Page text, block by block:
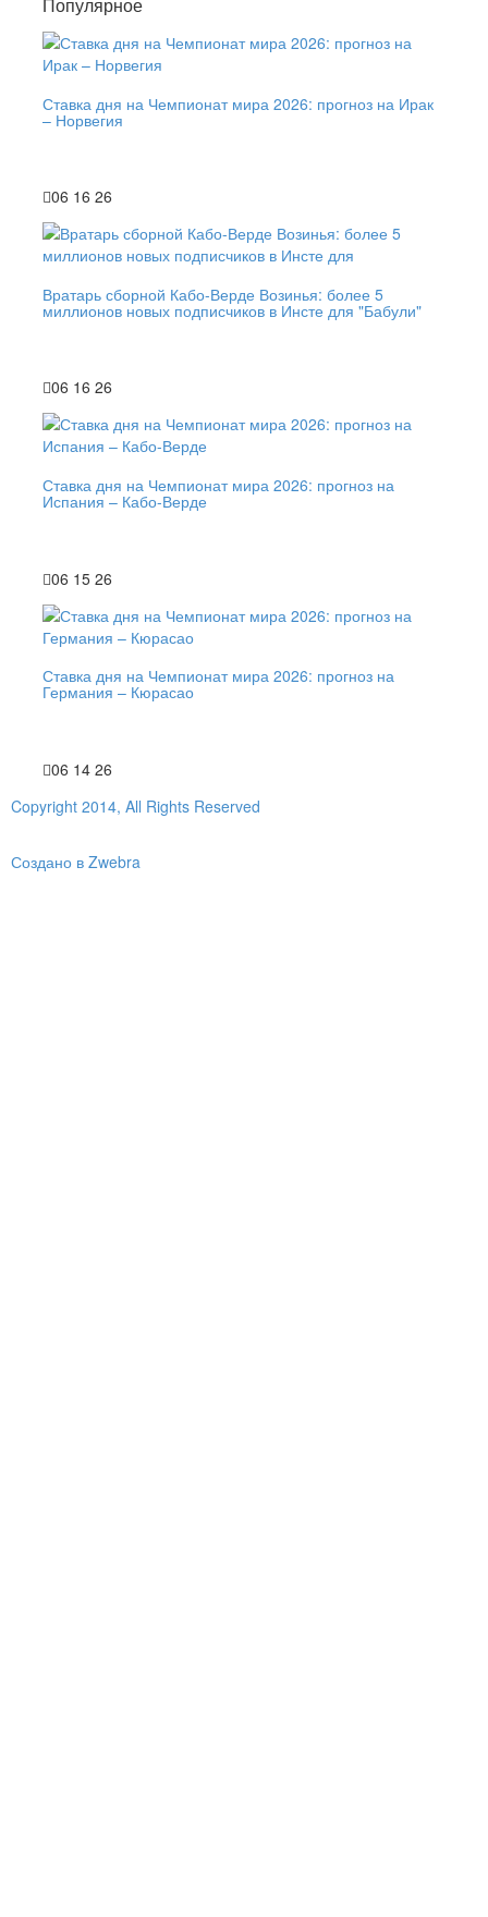
Ставка дня на Чемпионат мира 2026: прогноз на Ирак
– Норвегия
06 16 26
Вратарь сборной Кабо-Верде Возинья: более 5
миллионов новых подписчиков в Инсте для "Бабули"
06 16 26
Ставка дня на Чемпионат мира 2026: прогноз на
Испания – Кабо-Верде
06 15 26
Ставка дня на Чемпионат мира 2026: прогноз на
Германия – Кюрасао
06 14 26
Copyright 2014, All Rights Reserved
Создано в Zwebra